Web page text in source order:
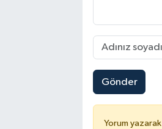
Gönder
Yorum yazarak